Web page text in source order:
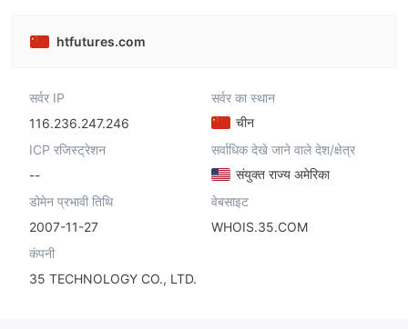
htfutures.com
सर्वर IP
116.236.247.246
सर्वर का स्थान
चीन
ICP रजिस्ट्रेशन
--
सर्वाधिक देखे जाने वाले देश/क्षेत्र
संयुक्त राज्य अमेरिका
डोमेन प्रभावी तिथि
2007-11-27
वेबसाइट
WHOIS.35.COM
कंपनी
35 TECHNOLOGY CO., LTD.